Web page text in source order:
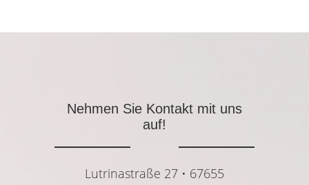
Nehmen Sie Kontakt mit uns
auf!
Lutrinastraße 27 • 67655